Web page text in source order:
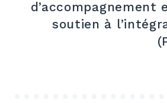
d’accompagnement
soutien à